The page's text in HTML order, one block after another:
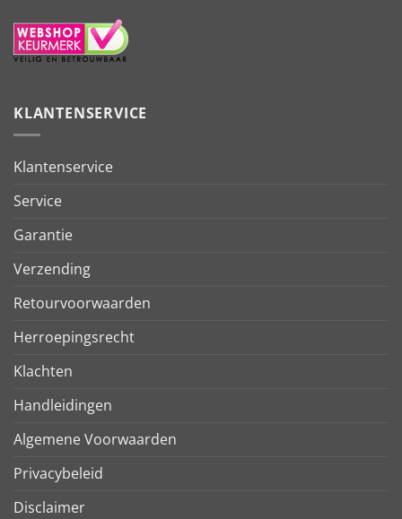
KLANTENSERVICE
Klantenservice
Service
Garantie
Verzending
Retourvoorwaarden
Herroepingsrecht
Klachten
Handleidingen
Algemene Voorwaarden
Privacybeleid
Disclaimer